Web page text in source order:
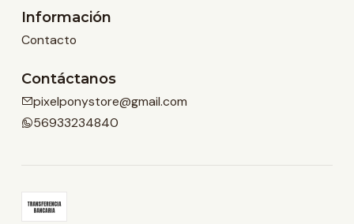
Información
Contacto
Contáctanos
pixelponystore@gmail.com
56933234840